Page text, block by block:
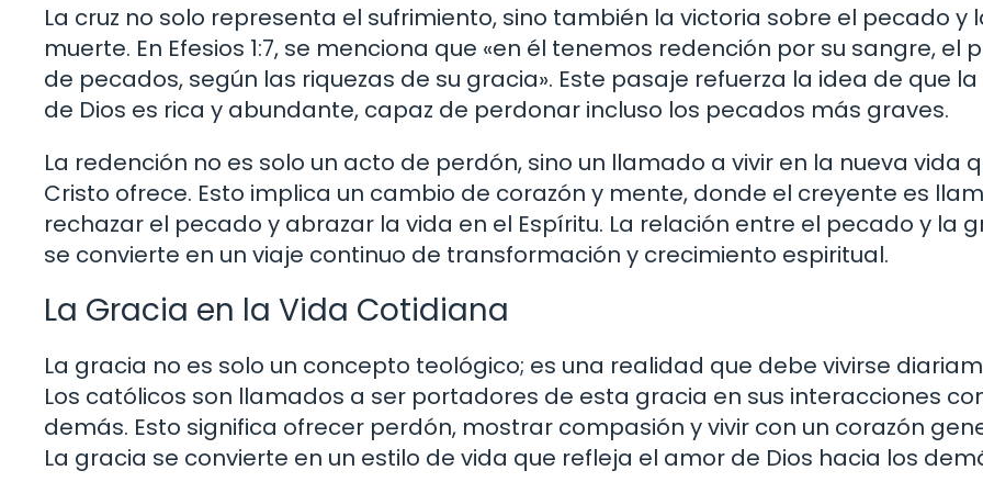
La cruz no solo representa el sufrimiento, sino también la victoria sobre el pecado y
muerte. En Efesios 1:7, se menciona que «en él tenemos redención por su sangre, el
de pecados, según las riquezas de su gracia». Este pasaje refuerza la idea de que
de Dios es rica y abundante, capaz de perdonar incluso los pecados más graves.
La redención no es solo un acto de perdón, sino un llamado a vivir en la nueva vida
Cristo ofrece. Esto implica un cambio de corazón y mente, donde el creyente es
rechazar el pecado y abrazar la vida en el Espíritu. La relación entre el pecado y la
se convierte en un viaje continuo de transformación y crecimiento espiritual.
La Gracia en la Vida Cotidiana
La gracia no es solo un concepto teológico; es una realidad que debe vivirse
Los católicos son llamados a ser portadores de esta gracia en sus interacciones
demás. Esto significa ofrecer perdón, mostrar compasión y vivir con un corazón
La gracia se convierte en un estilo de vida que refleja el amor de Dios hacia los